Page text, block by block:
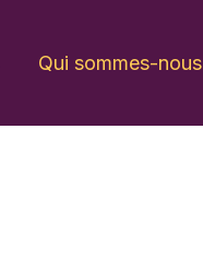
Qui sommes-nous